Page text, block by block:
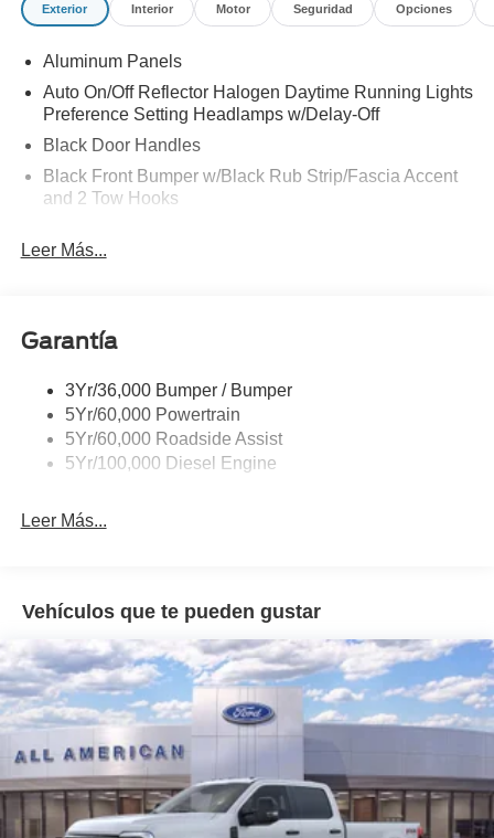
CHARGE|ADVERTISING ASSESSMENT|REQUIRED
Exterior Interior Motor Seguridad Opciones
Aluminum Panels
Auto On/Off Reflector Halogen Daytime Running Lights
Preference Setting Headlamps w/Delay-Off
Black Door Handles
Black Front Bumper w/Black Rub Strip/Fascia Accent
and 2 Tow Hooks
Black Power Heated Side Mirrors w/Convex Spotter,
Black Side Windows Trim and Black Front Windshield
Boxside Steps
Cargo Lamp w/High Mount Stop Light
Fixed Rear Window
Light Tinted Glass
Regular Box Style
Steel Spare Wheel
Tailgate Rear Cargo Access
Tailgate/Rear Door Lock Included w/Power Door Locks
Tires: LT245/75Rx17E BSW A/S -inc: Spare may not
be the same as road tire
Variable Intermittent Wipers
Wheels w/Hub Covers
Leer Más...
Garantía
3Yr/36,000 Bumper / Bumper
5Yr/60,000 Powertrain
5Yr/60,000 Roadside Assist
5Yr/100,000 Diesel Engine
Leer Más...
Vehículos que te pueden gustar